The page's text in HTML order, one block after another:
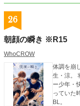
26
朝顔の瞬き ※R15
WhoCROW
体調を崩
生・涼。
ー少年・快と出会う。 不器
っていた
BL。